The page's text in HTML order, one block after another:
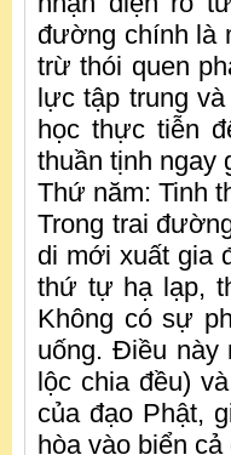
đường chính là
trừ thói quen
lực tập trung
học thực tiễn
thuần tịnh ngay
Thứ năm: Tinh
Trong trai
di mới xuất gia
thứ tự hạ lạp,
Không có sự
uống. Điều này
lộc chia đều)
của đạo Phật,
hòa vào biển